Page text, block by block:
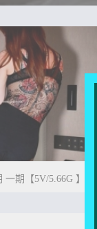
一期【5V/5.66G 】